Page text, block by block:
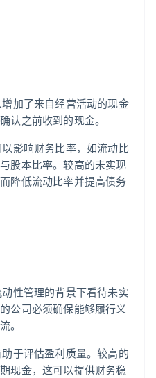
加了来自经营活动的现金
认之前收到的现金。
影响财务比率，如流动比
股本比率。较高的未实现
降低流动比率并提高债务
性管理的背景下看待未实
公司必须确保能够履行义
。
于评估盈利质量。较高的
现金，这可以提供财务稳